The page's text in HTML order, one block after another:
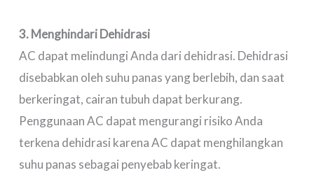
3. Menghindari Dehidrasi
AC dapat melindungi Anda dari dehidrasi. Dehidrasi
disebabkan oleh suhu panas yang berlebih, dan saat
berkeringat, cairan tubuh dapat berkurang.
Penggunaan AC dapat mengurangi risiko Anda
terkena dehidrasi karena AC dapat menghilangkan
suhu panas sebagai penyebab keringat.